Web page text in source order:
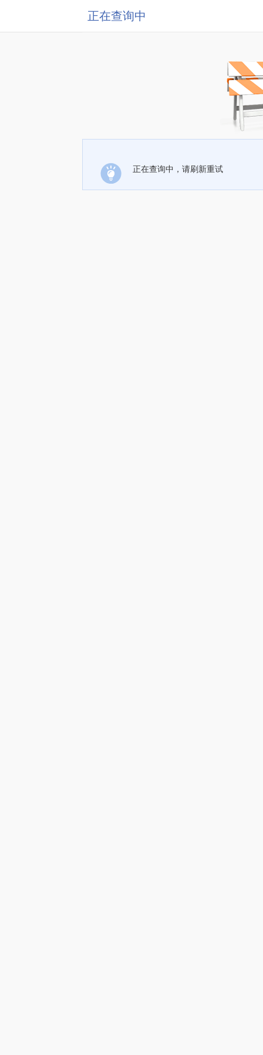
正在查询中
正在查询中，请刷新重试